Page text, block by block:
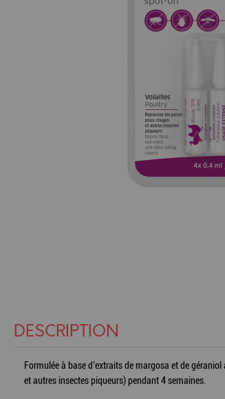
DESCRIPTION
Formulée à base d’extraits de margosa et de
et autres insectes piqueurs) pendant 4 semaines.